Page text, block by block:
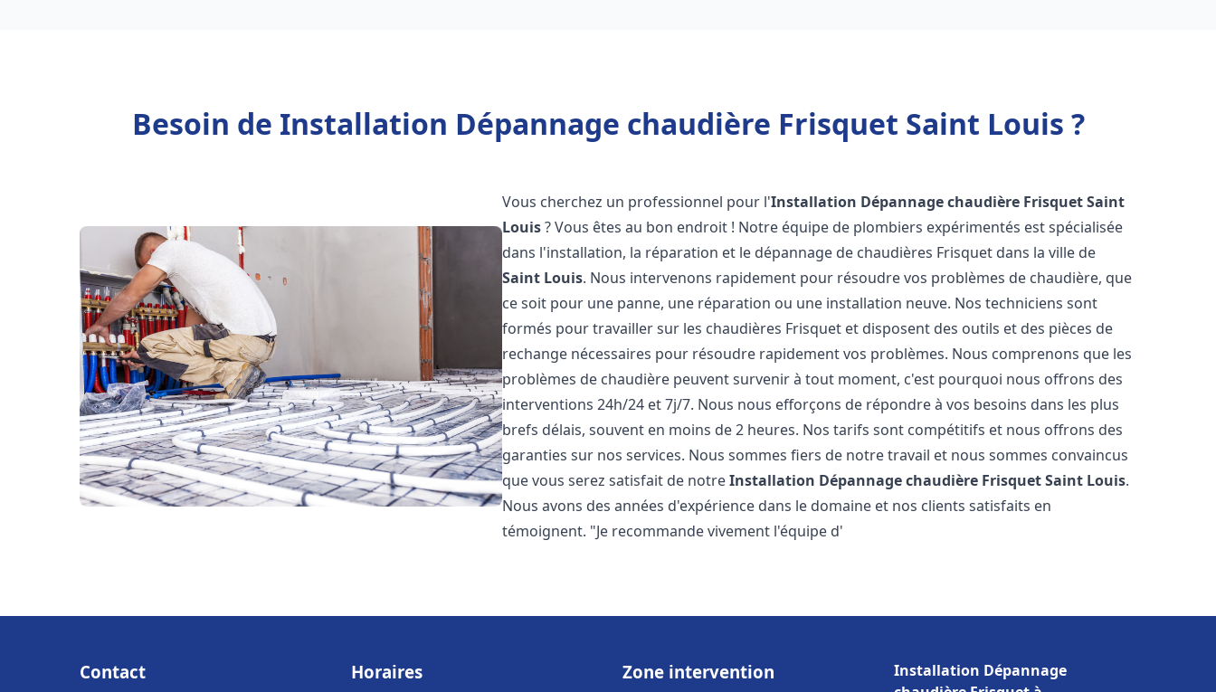
Besoin de Installation Dépannage chaudière Frisquet Saint Louis ?
Vous cherchez un professionnel pour l'Installation Dépannage chaudière FrisquetSaint
Louis? Vous êtes au bon endroit ! Notre équipe de plombiers expérimentés est spécialisée
dans l'installation, la réparation et le dépannage de chaudières Frisquet dans la ville de
Saint Louis. Nous intervenons rapidement pour résoudre vos problèmes de chaudière, que
ce soit pour une panne, une réparation ou une installation neuve. Nos techniciens sont
formés pour travailler sur les chaudières Frisquet et disposent des outils et des pièces de
rechange nécessaires pour résoudre rapidement vos problèmes. Nous comprenons que les
problèmes de chaudière peuvent survenir à tout moment, c'est pourquoi nous offrons des
interventions 24h/24 et 7j/7. Nous nous efforçons de répondre à vos besoins dans les plus
brefs délais, souvent en moins de 2 heures. Nos tarifs sont compétitifs et nous offrons des
garanties sur nos services. Nous sommes fiers de notre travail et nous sommes convaincus
que vous serez satisfait de notreInstallation Dépannage chaudière FrisquetSaint Louis.
Nous avons des années d'expérience dans le domaine et nos clients satisfaits en
témoignent. "Je recommande vivement l'équipe d'
Contact Horaires Zone intervention
Installation Dépannage